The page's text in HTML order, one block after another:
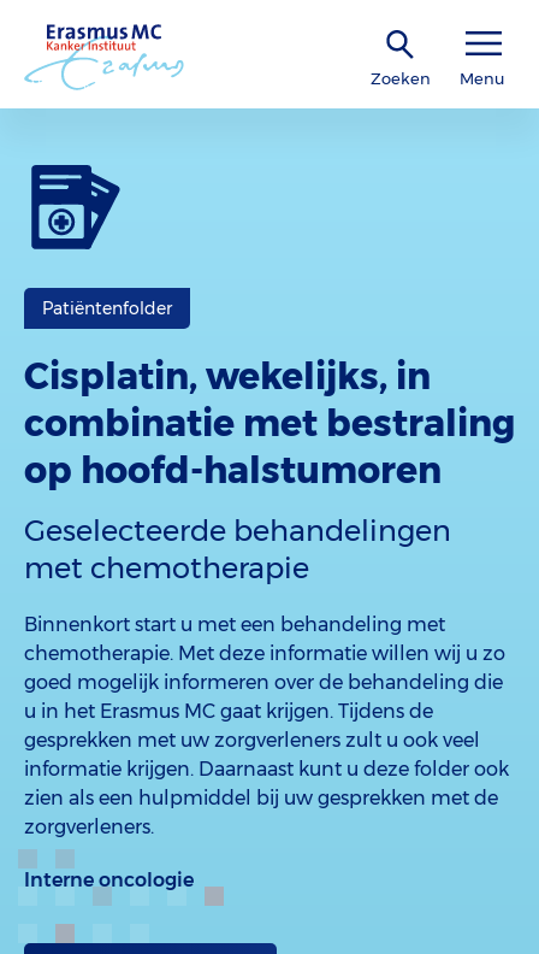
Zoeken Menu
Patiëntenfolder
Cisplatin, wekelijks, in
combinatie met bestraling
op hoofd-halstumoren
Geselecteerde behandelingen
met chemotherapie
Binnenkort start u met een behandeling met
chemotherapie. Met deze informatie willen wij u zo
goed mogelijk informeren over de behandeling die
u in het Erasmus MC gaat krijgen. Tijdens de
gesprekken met uw zorgverleners zult u ook veel
informatie krijgen. Daarnaast kunt u deze folder ook
zien als een hulpmiddel bij uw gesprekken met de
zorgverleners.
Interne oncologie